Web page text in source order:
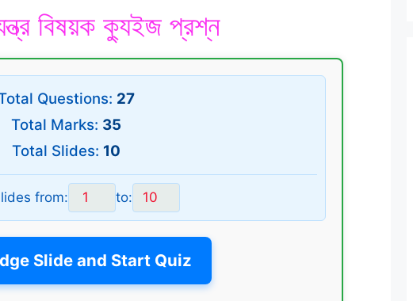
বিষয়ক ক্যুইজ প্রশ্ন
Questions: 27
Total Marks: 35
Total Slides: 10
from: to:
Slide and Start Quiz